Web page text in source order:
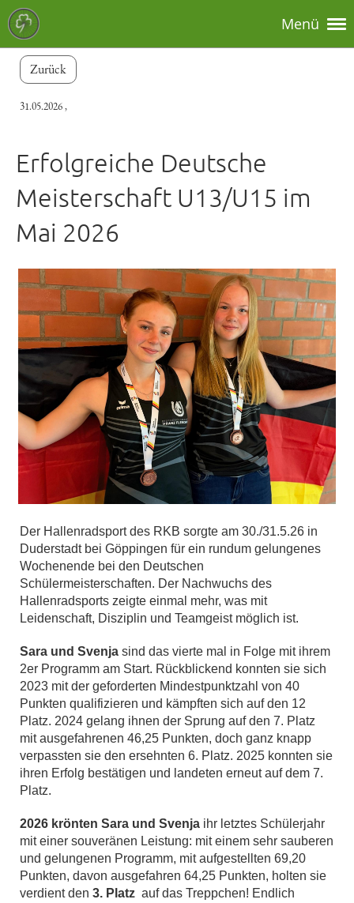
Menü
Zurück
31.05.2026,
Erfolgreiche Deutsche
Meisterschaft U13/U15 im
Mai 2026
Der Hallenradsport des RKB sorgte am 30./31.5.26 in
Duderstadt bei Göppingen für ein rundum gelungenes
Wochenende bei den Deutschen
Schülermeisterschaften. Der Nachwuchs des
Hallenradsports zeigte einmal mehr, was mit
Leidenschaft, Disziplin und Teamgeist möglich ist.
Sara und Svenja sind das vierte mal in Folge mit ihrem
2er Programm am Start. Rückblickend konnten sie sich
2023 mit der geforderten Mindestpunktzahl von 40
Punkten qualifizieren und kämpften sich auf den 12
Platz. 2024 gelang ihnen der Sprung auf den 7. Platz
mit ausgefahrenen 46,25 Punkten, doch ganz knapp
verpassten sie den ersehnten 6. Platz. 2025 konnten sie
ihren Erfolg bestätigen und landeten erneut auf dem 7.
Platz.
2026 krönten Sara und Svenja ihr letztes Schülerjahr
mit einer souveränen Leistung: mit einem sehr sauberen
und gelungenen Programm, mit aufgestellten 69,20
Punkten, davon ausgefahren 64,25 Punkten, holten sie
verdient den 3. Platz auf das Treppchen! Endlich